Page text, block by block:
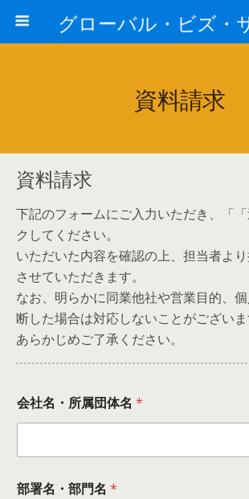
資料請求
資料請求
下記のフォームにご入力いただき、「
クしてください。
いただいた内容を確認の上、担当者よ
させていただきます。
なお、明らかに同業他社や営業目的、
断した場合は対応しないことがございま
あらかじめご了承ください。
会社名・所属団体名 *
部署名・部門名 *